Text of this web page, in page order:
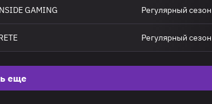
GAMING Регулярный сезон
Регулярный сезон
еще